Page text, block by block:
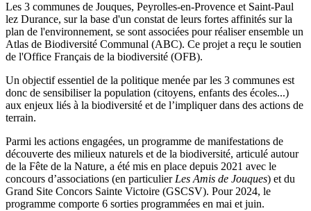
Les 3 communes de Jouques, Peyrolles-en-Provence et Saint-Paul
lez Durance, sur la base d'un constat de leurs fortes affinités sur la
plan de l'environnement, se sont associées pour réaliser ensemble un
Atlas de Biodiversité Communal (ABC). Ce projet a reçu le soutien
de l'Office Français de la biodiversité (OFB).
Un objectif essentiel de la politique menée par les 3 communes est
donc de sensibiliser la population (citoyens, enfants des écoles...)
aux enjeux liés à la biodiversité et de l’impliquer dans des actions de
terrain.
Parmi les actions engagées, un programme de manifestations de
découverte des milieux naturels et de la biodiversité, articulé autour
de la Fête de la Nature, a été mis en place depuis 2021 avec le
concours d’associations (en particulier Les Amis de Jouques) et du
Grand Site Concors Sainte Victoire (GSCSV). Pour 2024, le
programme comporte 6 sorties programmées en mai et juin.